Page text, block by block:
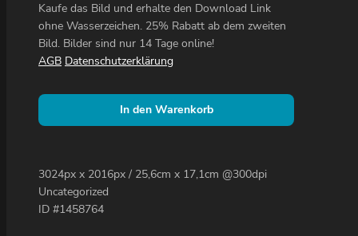
Kaufe das Bild und erhalte den Download Link
ohne Wasserzeichen. 25% Rabatt ab dem zweiten
Bild. Bilder sind nur 14 Tage online!
AGB Datenschutzerklärung
In den Warenkorb
3024px x 2016px / 25,6cm x 17,1cm @300dpi
Uncategorized
ID #1458764